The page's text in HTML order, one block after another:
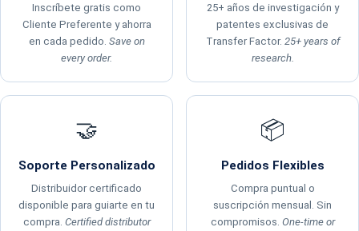
Inscríbete gratis como
Cliente Preferente y ahorra
en cada pedido. Save on
every order.
25+ años de investigación y
patentes exclusivas de
Transfer Factor. 25+ years of
research.
🤝
Soporte Personalizado
Distribuidor certificado
disponible para guiarte en tu
compra. Certified distributor
📦
Pedidos Flexibles
Compra puntual o
suscripción mensual. Sin
compromisos. One-time or